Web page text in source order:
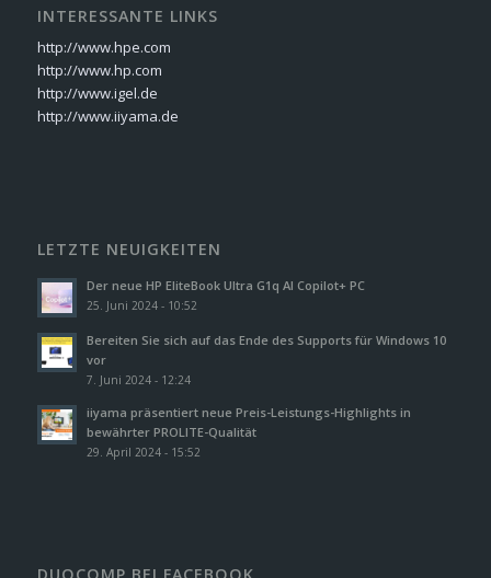
INTERESSANTE LINKS
http://www.hpe.com
http://www.hp.com
http://www.igel.de
http://www.iiyama.de
LETZTE NEUIGKEITEN
Der neue HP EliteBook Ultra G1q AI Copilot+ PC
25. Juni 2024 - 10:52
Bereiten Sie sich auf das Ende des Supports für Windows 10
vor
7. Juni 2024 - 12:24
iiyama präsentiert neue Preis-Leistungs-Highlights in
bewährter PROLITE-Qualität
29. April 2024 - 15:52